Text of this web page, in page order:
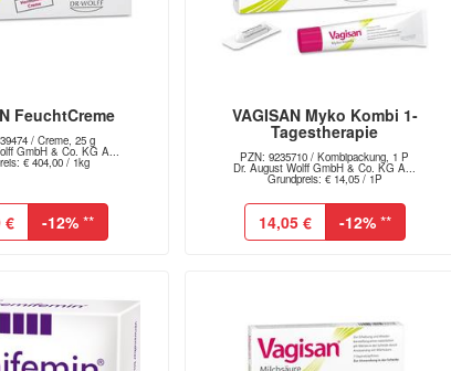
FeuchtCreme
/ Creme, 25 g
GmbH & Co. KG A...
€ 404,00 / 1kg
€ -12% **
VAGISAN Myko Kombi 1-
Tagestherapie
PZN: 9235710 / Kombipackung, 1 P
Dr. August Wolff GmbH & Co. KG A...
Grundpreis: € 14,05 / 1P
14,05 € -12%**